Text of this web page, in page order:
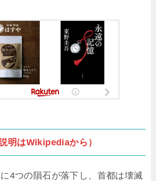
明はWikipediaから）
4つの隕石が落下し、首都は壊滅